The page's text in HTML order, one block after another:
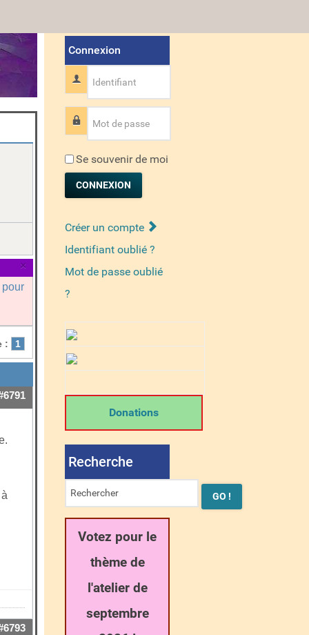
×
: 1
Connexion
Identifiant
Mot de passe
Se souvenir de moi
CONNEXION
Créer un compte
Identifiant oublié ?
Mot de passe oublié
?
Donations
Recherche
Votez pour le
thème de
l'atelier de
septembre